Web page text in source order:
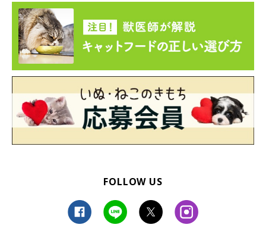
2才くらいまではやんちゃで、夜中に私に
『おもちゃを投げろ』
と持ってきて、朝の3時まで付き合わされていました。途中で寝
てしまうとお腹に飛び乗って起こされるので、しんどい日々もあ
りましたね（笑）」
FOLLOW US